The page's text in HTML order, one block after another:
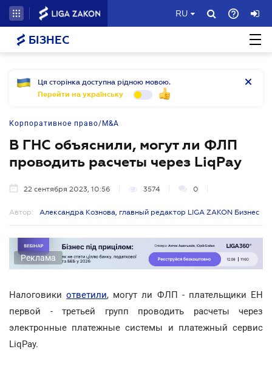
RU
БІЗНЕС
Ця сторінка доступна рідною мовою.
Перейти на українську
Корпоративное право/M&A
В ГНС объяснили, могут ли ФЛП
проводить расчеты через LiqPay
22 сентября 2023, 10:56 3574 0
Автор: Александра Кознова, главный редактор LIGA ZAKON Бизнес
Реклама
Налоговикиответили, могут ли ФЛП - плательщики ЕН
первой - третьей групп проводить расчеты через
электронные платежные системы и платежный сервис
LiqPay.